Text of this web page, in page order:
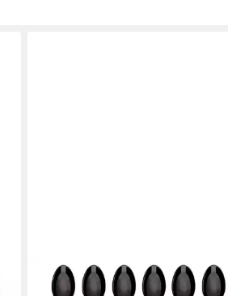
GRÄWE
Latte-Macchiato-Löffel GRÄWE